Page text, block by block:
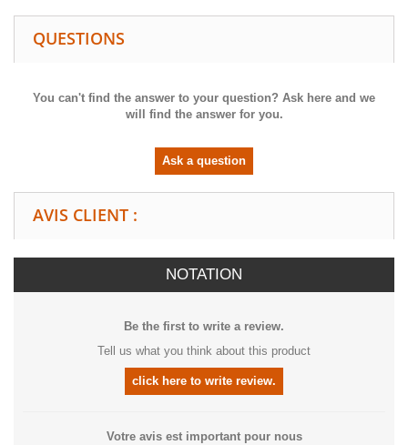
QUESTIONS
You can't find the answer to your question? Ask here and we
will find the answer for you.
Ask a question
AVIS CLIENT :
NOTATION
Be the first to write a review.
Tell us what you think about this product
click here to write review.
Votre avis est important pour nous